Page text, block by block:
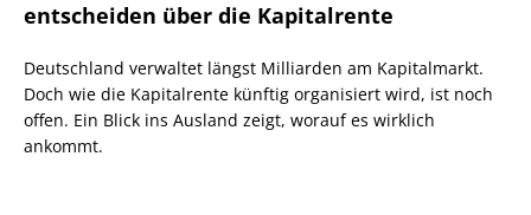
entscheiden über die Kapitalrente
Deutschland verwaltet längst Milliarden am Kapitalmarkt.
Doch wie die Kapitalrente künftig organisiert wird, ist noch
offen. Ein Blick ins Ausland zeigt, worauf es wirklich
ankommt.